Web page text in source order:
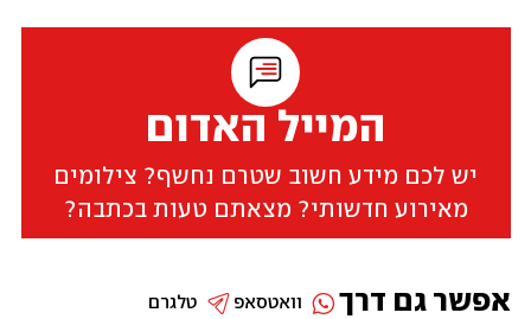
המייל האדום
יש לכם מידע חשוב שטרם נחשף? צילומים
מאירוע חדשותי? מצאתם טעות בכתבה?
אפשר גם דרך טלגרם וואטסאפ